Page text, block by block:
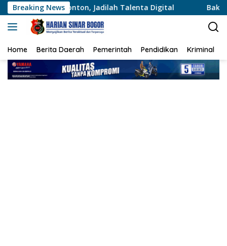
Langsung
ke
konten
Breaking News
Jadilah Talenta Digital Bakti Kesehatan Kodam
Home Berita Daerah Pemerintah Pendidikan Kriminal